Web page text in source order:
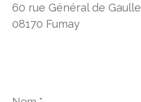
60 rue Général de Gaulle
08170 Fumay